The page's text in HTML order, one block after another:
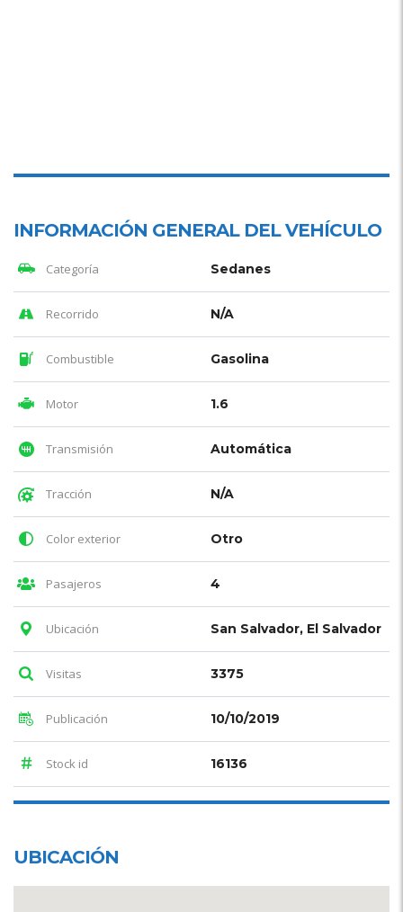
INFORMACIÓN GENERAL DEL VEHÍCULO
Categoría Sedanes
Recorrido N/A
Combustible Gasolina
Motor 1.6
Transmisión Automática
Tracción N/A
Color exterior Otro
Pasajeros 4
Ubicación San Salvador, El Salvador
Visitas 3375
Publicación 10/10/2019
Stock id 16136
UBICACIÓN